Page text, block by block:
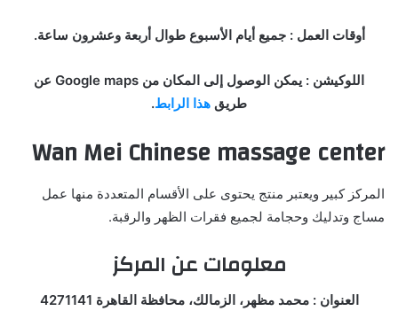
أوقات العمل : جميع أيام الأسبوع طوال أربعة وعشرون ساعة.
اللوكيشن : يمكن الوصول إلى المكان من Google maps عن
طريق هذا الرابط.
Wan Mei Chinese massage center
المركز كبير ويعتبر منتج يحتوى على الأقسام المتعددة منها عمل
مساج وتدليك وحجامة لجميع فقرات الظهر والرقبة.
معلومات عن المركز
العنوان : محمد مظهر، الزمالك، محافظة القاهرة 4271141